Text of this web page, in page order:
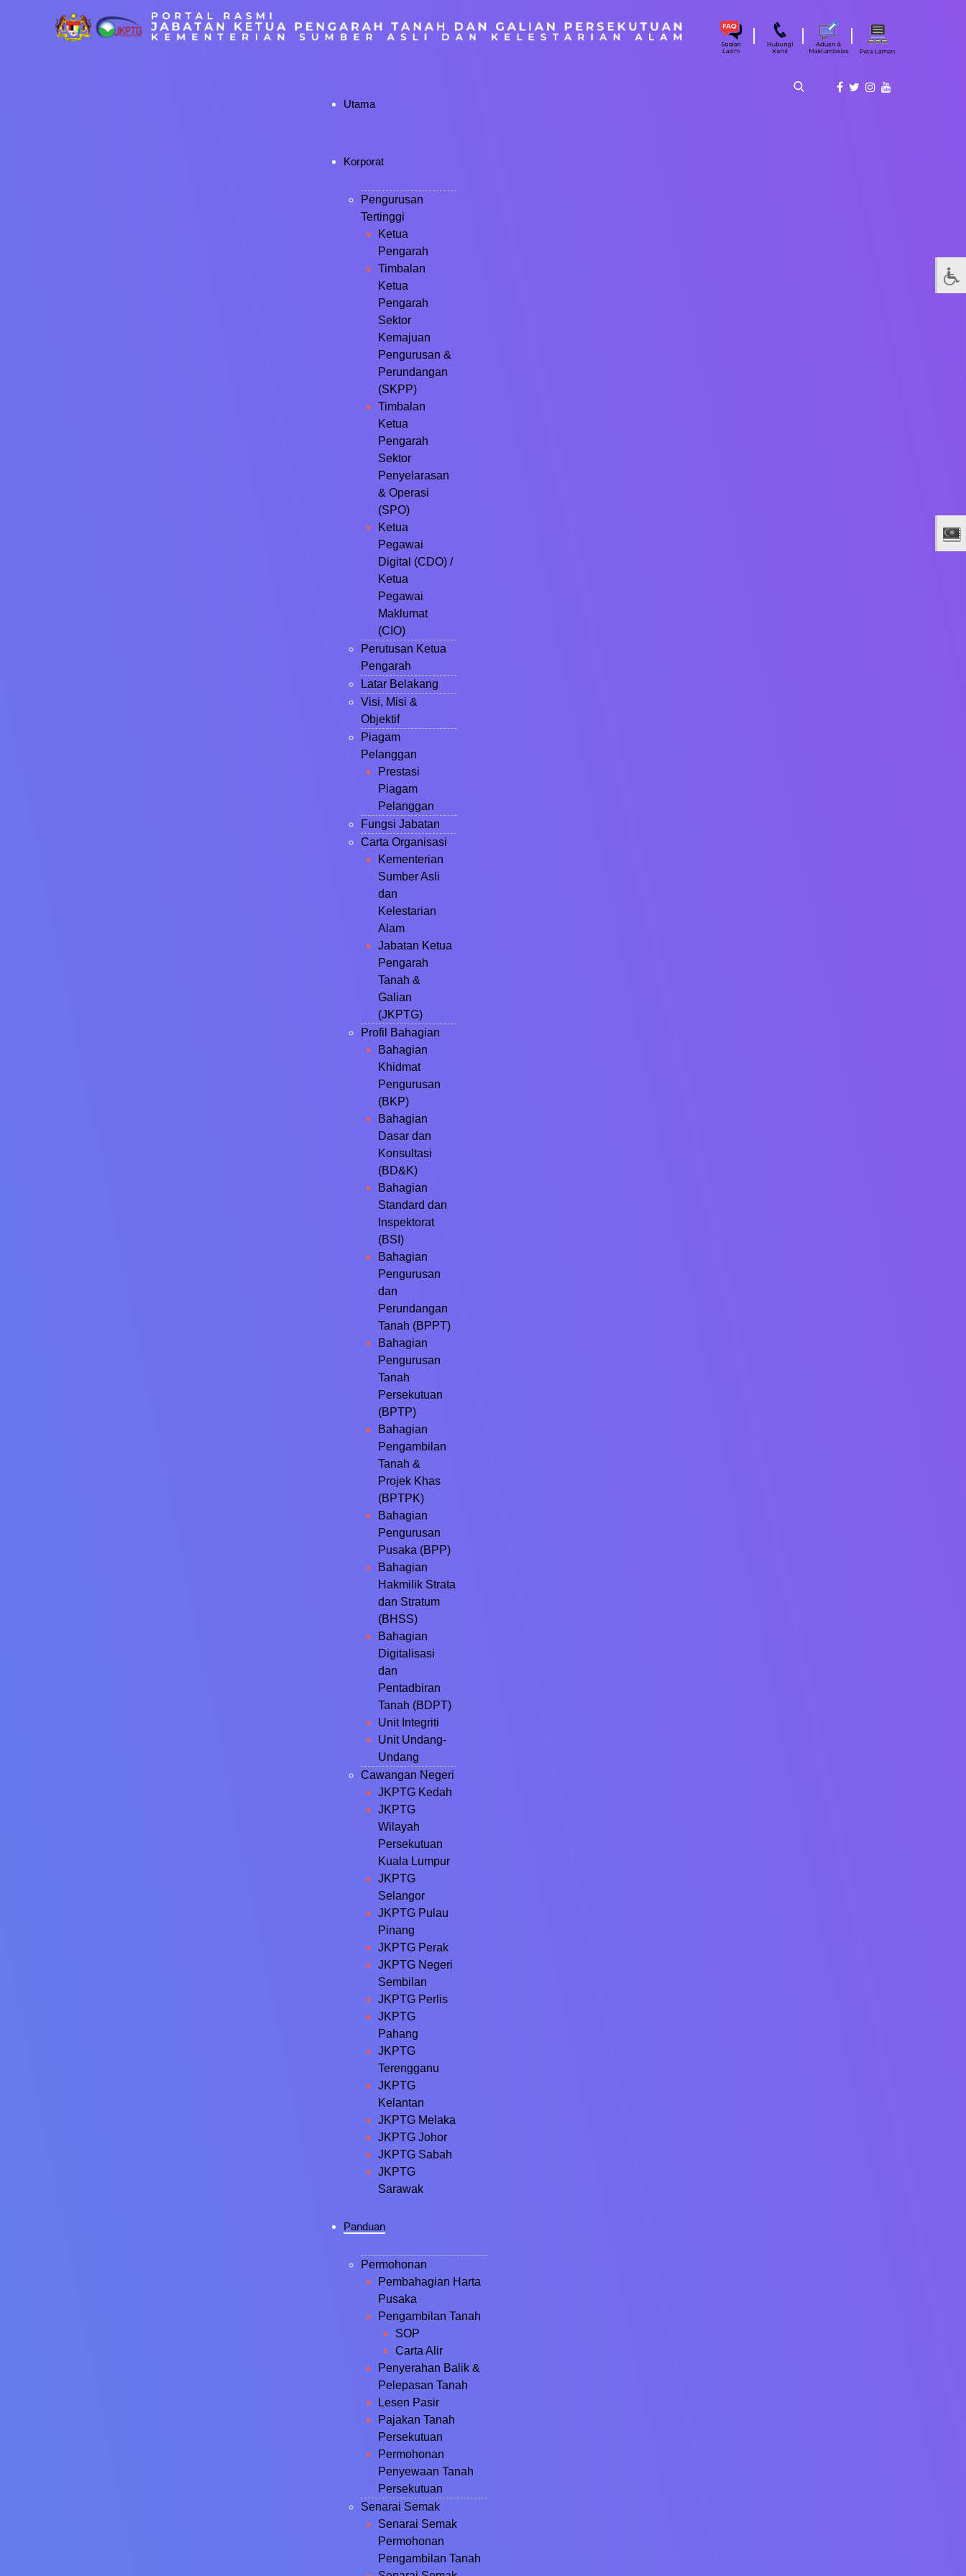
| | |
Utama
Korporat
Pengurusan
Tertinggi
Ketua
Pengarah
Timbalan
Ketua
Pengarah
Sektor
Kemajuan
Pengurusan &
Perundangan
(SKPP)
Timbalan
Ketua
Pengarah
Sektor
Penyelarasan
& Operasi
(SPO)
Ketua
Pegawai
Digital (CDO) /
Ketua
Pegawai
Maklumat
(CIO)
Perutusan Ketua
Pengarah
Latar Belakang
Visi, Misi &
Objektif
Piagam
Pelanggan
Prestasi
Piagam
Pelanggan
Fungsi Jabatan
Carta Organisasi
Kementerian
Sumber Asli
dan
Kelestarian
Alam
Jabatan Ketua
Pengarah
Tanah &
Galian
(JKPTG)
Profil Bahagian
Bahagian
Khidmat
Pengurusan
(BKP)
Bahagian
Dasar dan
Konsultasi
(BD&K)
Bahagian
Standard dan
Inspektorat
(BSI)
Bahagian
Pengurusan
dan
Perundangan
Tanah (BPPT)
Bahagian
Pengurusan
Tanah
Persekutuan
(BPTP)
Bahagian
Pengambilan
Tanah &
Projek Khas
(BPTPK)
Bahagian
Pengurusan
Pusaka (BPP)
Bahagian
Hakmilik Strata
dan Stratum
(BHSS)
Bahagian
Digitalisasi
dan
Pentadbiran
Tanah (BDPT)
Unit Integriti
Unit Undang-
Undang
Cawangan Negeri
JKPTG Kedah
JKPTG
Wilayah
Persekutuan
Kuala Lumpur
JKPTG
Selangor
JKPTG Pulau
Pinang
JKPTG Perak
JKPTG Negeri
Sembilan
JKPTG Perlis
JKPTG
Pahang
JKPTG
Terengganu
JKPTG
Kelantan
JKPTG Melaka
JKPTG Johor
JKPTG Sabah
JKPTG
Sarawak
Panduan
Permohonan
Pembahagian Harta
Pusaka
Pengambilan Tanah
SOP
Carta Alir
Penyerahan Balik &
Pelepasan Tanah
Lesen Pasir
Pajakan Tanah
Persekutuan
Permohonan
Penyewaan Tanah
Persekutuan
Senarai Semak
Senarai Semak
Permohonan
Pengambilan Tanah